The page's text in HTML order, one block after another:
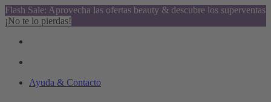
Flash Sale: Aprovecha las ofertas beauty & descubre los superventas
¡No te lo pierdas!
Ayuda & Contacto